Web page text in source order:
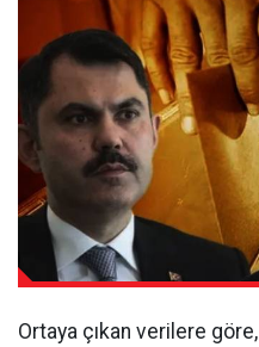
Ortaya çıkan verilere göre,